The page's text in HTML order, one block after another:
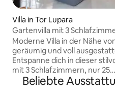
Villa in Tor Lupara
Gartenvilla mit 3
Nähe von Rom
Moderne Villa in der Nähe
geräumig und voll
Entspanne dich in dieser
mit 3 Schlafzimmern, nur 25
Autominuten vom Zentrum
entfernt. Mit einer voll
Beliebte